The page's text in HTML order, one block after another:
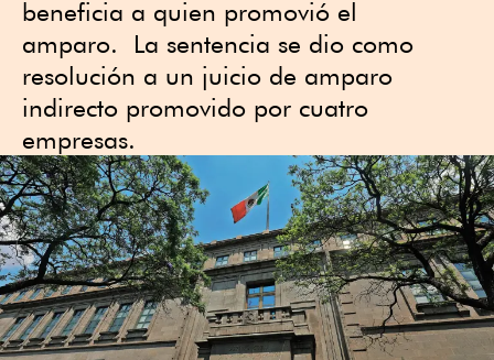
beneficia a quien promovió el
amparo. La sentencia se dio como
resolución a un juicio de amparo
indirecto promovido por cuatro
empresas.